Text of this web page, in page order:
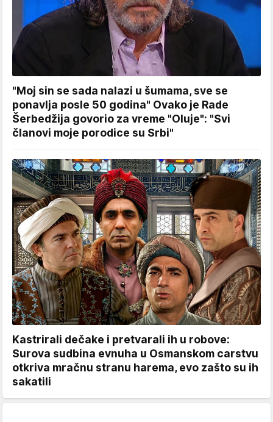
"Moj sin se sada nalazi u šumama, sve se
ponavlja posle 50 godina" Ovako je Rade
Šerbedžija govorio za vreme "Oluje": "Svi
članovi moje porodice su Srbi"
Kastrirali dečake i pretvarali ih u robove:
Surova sudbina evnuha u Osmanskom carstvu
otkriva mračnu stranu harema, evo zašto su ih
sakatili